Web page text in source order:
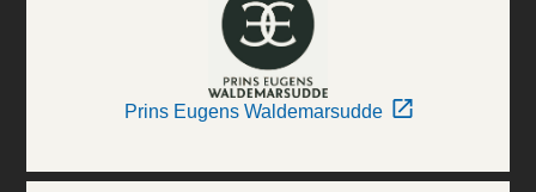
Prins Eugens Waldemarsudde